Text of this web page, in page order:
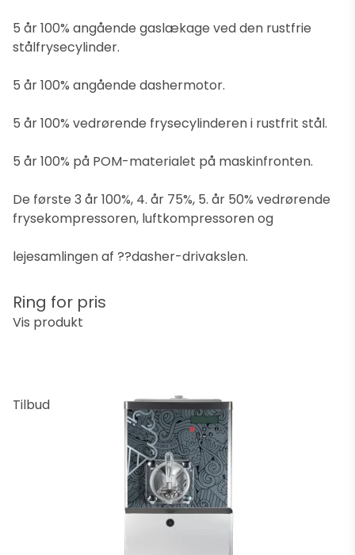
5 år 100% angående gaslækage ved den rustfrie
stålfrysecylinder.
5 år 100% angående dashermotor.
5 år 100% vedrørende frysecylinderen i rustfrit stål.
5 år 100% på POM-materialet på maskinfronten.
De første 3 år 100%, 4. år 75%, 5. år 50% vedrørende
frysekompressoren, luftkompressoren og
lejesamlingen af ??dasher-drivakslen.
Ring for pris
Vis produkt
Tilbud